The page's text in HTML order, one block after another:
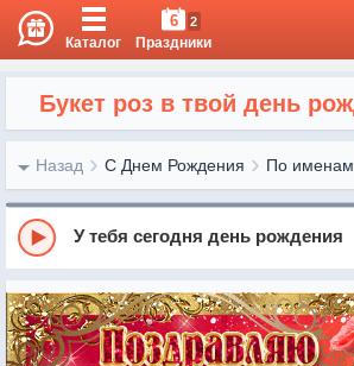
Каталог
6 2
Праздники
Букет роз в твой день
Назад С Днем Рождения По именам
У тебя сегодня день рождения